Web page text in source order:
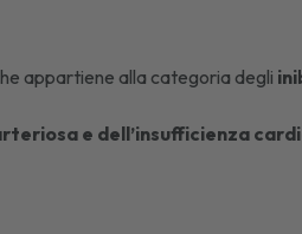
appartiene alla categoria degli
e dell’insufficienza